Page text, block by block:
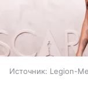
Источник: Legion-